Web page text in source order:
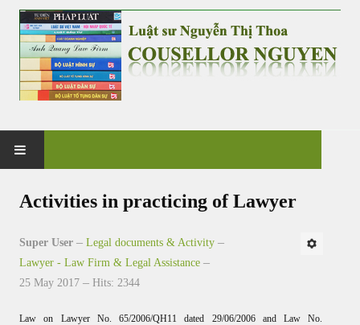
G&V CO., LTD
Activities in practicing of Lawyer
Super User
Legal documents & Activity
Lawyer - Law Firm & Legal Assistance
25 May 2017
Hits: 2344
Law on Lawyer No. 65/2006/QH11 dated 29/06/2006 and Law No.